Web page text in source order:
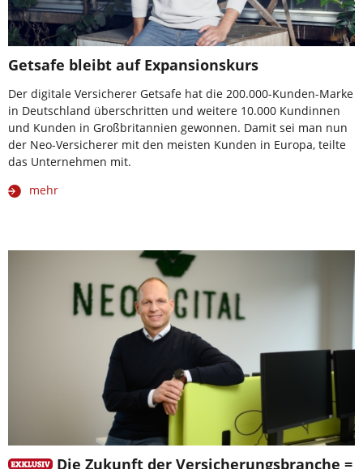
Getsafe bleibt auf Expansionskurs
Der digitale Versicherer Getsafe hat die 200.000-Kunden-Marke
in Deutschland überschritten und weitere 10.000 Kundinnen
und Kunden in Großbritannien gewonnen. Damit sei man nun
der Neo-Versicherer mit den meisten Kunden in Europa, teilte
das Unternehmen mit.
mehr
Die Zukunft der Versicherungsbranche =